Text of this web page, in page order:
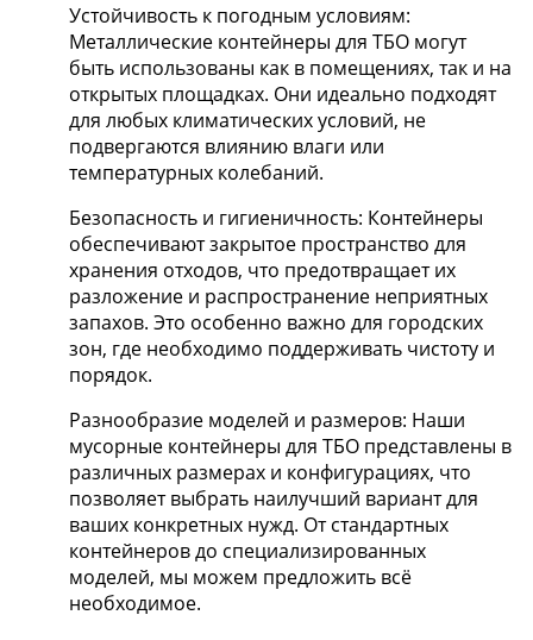
Устойчивость к погодным условиям:
Металлические контейнеры для ТБО могут
быть использованы как в помещениях, так и на
открытых площадках. Они идеально подходят
для любых климатических условий, не
подвергаются влиянию влаги или
температурных колебаний.
Безопасность и гигиеничность: Контейнеры
обеспечивают закрытое пространство для
хранения отходов, что предотвращает их
разложение и распространение неприятных
запахов. Это особенно важно для городских
зон, где необходимо поддерживать чистоту и
порядок.
Разнообразие моделей и размеров: Наши
мусорные контейнеры для ТБО представлены в
различных размерах и конфигурациях, что
позволяет выбрать наилучший вариант для
ваших конкретных нужд. От стандартных
контейнеров до специализированных
моделей, мы можем предложить всё
необходимое.